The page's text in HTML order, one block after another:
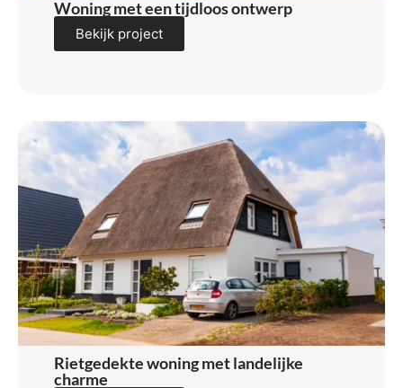
Woning met een tijdloos ontwerp
Bekijk project
Rietgedekte woning met landelijke
charme